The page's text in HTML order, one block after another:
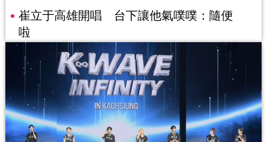
崔立于高雄開唱 台下讓他氣噗噗：隨便
啦